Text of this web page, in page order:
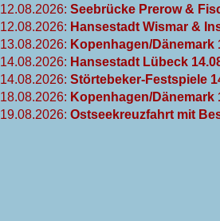
12.08.2026: Seebrücke Prerow &
12.08.2026: Hansestadt Wismar &
13.08.2026: Kopenhagen/Dänemark
14.08.2026: Hansestadt Lübeck
14.08.2026: Störtebeker-Festspiele
18.08.2026: Kopenhagen/Dänemark
19.08.2026: Ostseekreuzfahrt mit